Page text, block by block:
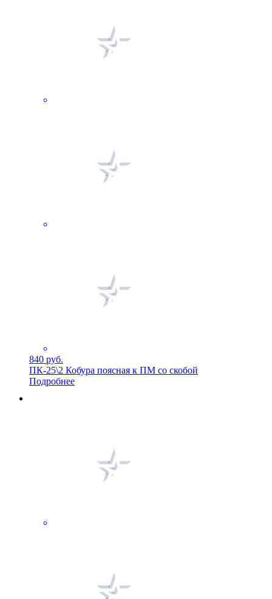
840 руб.
ПК-25\2 Кобура поясная к ПМ со скобой
Подробнее